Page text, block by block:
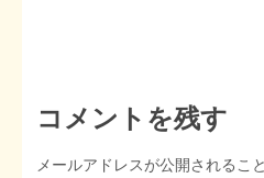
コメントを残す
メールアドレスが公開されるこ